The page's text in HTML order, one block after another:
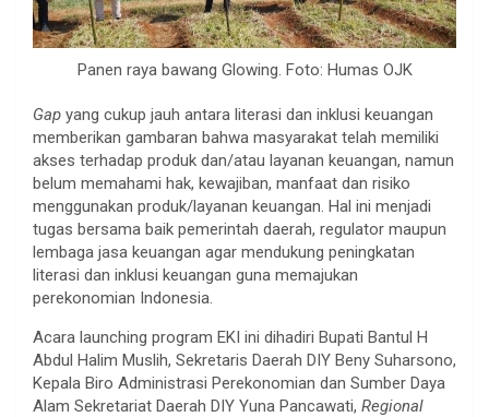
Panen raya bawang Glowing. Foto: Humas OJK
Gap yang cukup jauh antara literasi dan inklusi keuangan
memberikan gambaran bahwa masyarakat telah memiliki
akses terhadap produk dan/atau layanan keuangan, namun
belum memahami hak, kewajiban, manfaat dan risiko
menggunakan produk/layanan keuangan. Hal ini menjadi
tugas bersama baik pemerintah daerah, regulator maupun
lembaga jasa keuangan agar mendukung peningkatan
literasi dan inklusi keuangan guna memajukan
perekonomian Indonesia.
Acara launching program EKI ini dihadiri Bupati Bantul H
Abdul Halim Muslih, Sekretaris Daerah DIY Beny Suharsono,
Kepala Biro Administrasi Perekonomian dan Sumber Daya
Alam Sekretariat Daerah DIY Yuna Pancawati, Regional